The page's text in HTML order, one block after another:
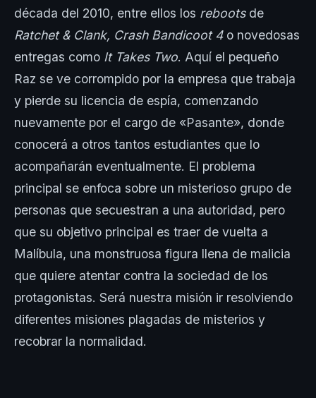
década del 2010, entre ellos los reboots de
Ratchet & Clank, Crash Bandicoot 4o novedosas
entregas como It Takes Two. Aquí el pequeño
Raz se ve corrompido por la empresa que trabaja
y pierde su licencia de espía, comenzando
nuevamente por el cargo de «Pasante», donde
conocerá a otros tantos estudiantes que lo
acompañarán eventualmente. El problema
principal se enfoca sobre un misterioso grupo de
personas que secuestran a una autoridad, pero
que su objetivo principal es traer de vuelta a
Malíbula, una monstruosa figura llena de malicia
que quiere atentar contra la sociedad de los
protagonistas. Será nuestra misión ir resolviendo
diferentes misiones plagadas de misterios y
recobrar la normalidad.